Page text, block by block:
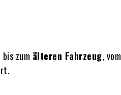
bis zum älteren Fahrzeug, vom